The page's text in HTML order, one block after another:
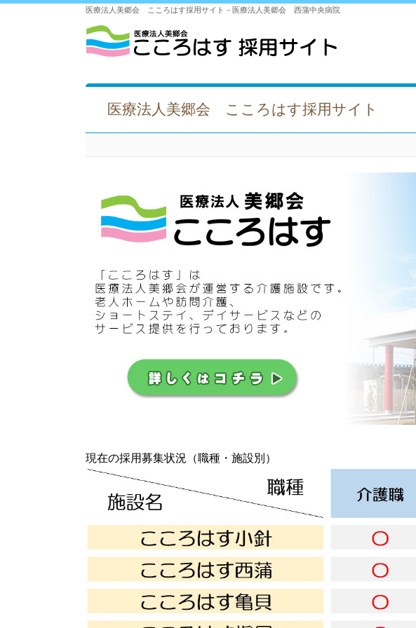
医療法人美郷会 こころはす採用サイト－医療法人美郷会 西蒲中央病院
医療法人美郷会 こころはす採用サイト
現在の採用募集状況（職種・施設別）